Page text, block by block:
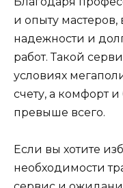
и опыту
надежности и
работ. Такой
условиях
счету, а комфорт
превыше всего.
Если вы хотите
необходимости